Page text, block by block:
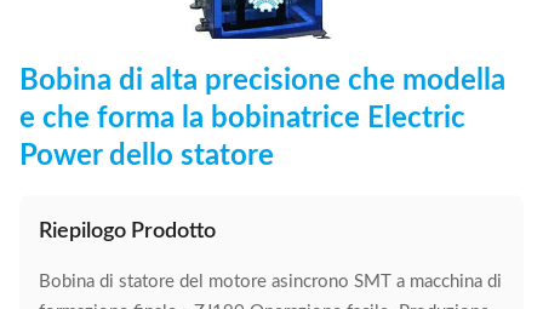
Bobina di alta precisione che modella
e che forma la bobinatrice Electric
Power dello statore
Riepilogo Prodotto
Bobina di statore del motore asincrono SMT a macchina di